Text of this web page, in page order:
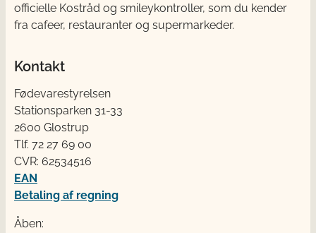
officielle Kostråd og smileykontroller, som du kender
fra cafeer, restauranter og supermarkeder.
Kontakt
Fødevarestyrelsen
Stationsparken 31-33
2600 Glostrup
Tlf. 72 2​​​7 69 00
CVR: 62534516
EAN
Betaling af regning
Åben: